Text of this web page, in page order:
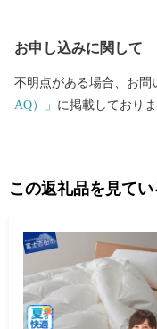
お申し込みに関して
不明点がある場合、お問
AQ）」 に掲載しており
この返礼品を見て